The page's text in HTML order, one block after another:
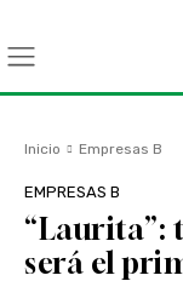
Inicio Empresas B
EMPRESAS B
“Laurita”:
será el